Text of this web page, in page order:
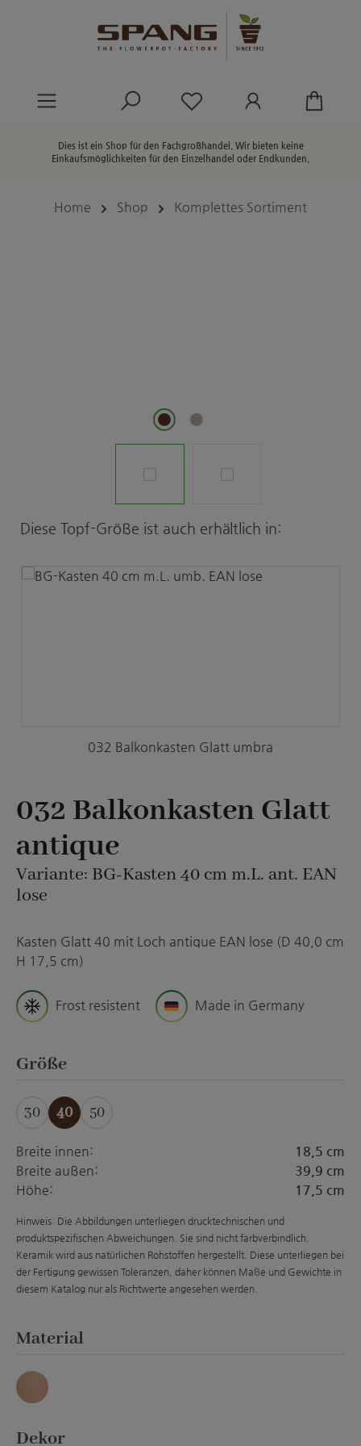
Du hast 0 Produkte
Dies ist ein Shop für den Fachgroßhandel. Wir bieten keine
Einkaufsmöglichkeiten für den Einzelhandel oder Endkunden.
Home Shop Komplettes Sortiment
Produktgalerie überspringen
Diese Topf-Größe ist auch erhältlich in:
032 Balkonkasten Glatt umbra
032 Balkonkasten Glatt
antique
Variante: BG-Kasten 40 cm m.L. ant. EAN
lose
Kasten Glatt 40 mit Loch antique EAN lose (D 40,0 cm
H 17,5 cm)
Frost resistent Made in Germany
Größeauswählen
30 40 50
Breite innen:
18,5 cm
Breite außen:
39,9 cm
Höhe:
17,5 cm
Hinweis: Die Abbildungen unterliegen drucktechnischen und
produktspezifischen Abweichungen. Sie sind nicht farbverbindlich.
Keramik wird aus natürlichen Rohstoffen hergestellt. Diese unterliegen bei
der Fertigung gewissen Toleranzen, daher können Maße und Gewichte in
diesem Katalog nur als Richtwerte angesehen werden.
Materialauswählen
Antique
Dekorauswählen